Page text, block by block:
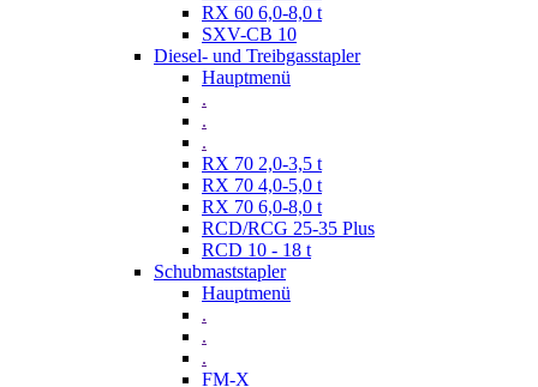
RX 60 6,0-8,0 t
SXV-CB 10
Diesel- und Treibgasstapler
Hauptmenü
.
.
.
RX 70 2,0-3,5 t
RX 70 4,0-5,0 t
RX 70 6,0-8,0 t
RCD/RCG 25-35 Plus
RCD 10 - 18 t
Schubmaststapler
Hauptmenü
.
.
.
FM-X